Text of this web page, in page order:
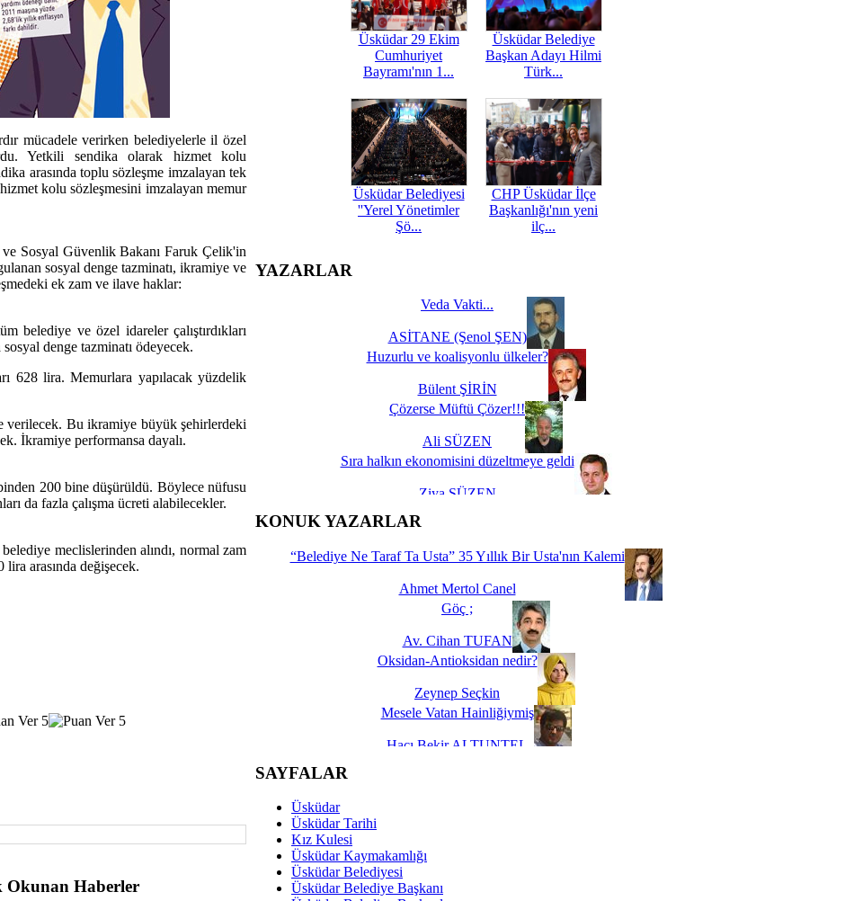
mücadele verirken belediyelerle il özel
Yetkili sendika olarak hizmet kolu
arasında toplu sözleşme imzalayan tek
kolu sözleşmesini imzalayan memur
Sosyal Güvenlik Bakanı Faruk Çelik'in
sosyal denge tazminatı, ikramiye ve
ek zam ve ilave haklar:
belediye ve özel idareler çalıştırdıkları
denge tazminatı ödeyecek.
628 lira. Memurlara yapılacak yüzdelik
verilecek. Bu ikramiye büyük şehirlerdeki
İkramiye performansa dayalı.
200 bine düşürüldü. Böylece nüfusu
da fazla çalışma ücreti alabilecekler.
meclislerinden alındı, normal zam
arasında değişecek.
Okunan Haberler
Üsküdar 29 Ekim
Cumhuriyet
Bayramı'nın 1...
Üsküdar Belediye
Başkan Adayı Hilmi
Türk...
Üsküdar Belediyesi
''Yerel Yönetimler
Şö...
CHP Üsküdar İlçe
Başkanlığı'nın yeni
ilç...
YAZARLAR
Veda Vakti...
ASİTANE (Şenol ŞEN)
Huzurlu ve koalisyonlu ülkeler?
Bülent ŞİRİN
Çözerse Müftü Çözer!!!
Ali SÜZEN
Sıra halkın ekonomisini düzeltmeye geldi
Ziya SÜZEN
İşte Biz buyuz...
KONUK YAZARLAR
“Belediye Ne Taraf Ta Usta” 35 Yıllık Bir Usta'nın Kalemi
Ahmet Mertol Canel
Göç ;
Av. Cihan TUFAN
Oksidan-Antioksidan nedir?
Zeynep Seçkin
Mesele Vatan Hainliğiymiş
Hacı Bekir ALTUNTEL
Dünya Fani, Ama Kısa Bir Süre De Olsa Burdayız
Savaş ŞENEL
Hukukun Adaleti Kalmadı Üstadım!
SAYFALAR
Üsküdar
Üsküdar Tarihi
Kız Kulesi
Üsküdar Kaymakamlığı
Üsküdar Belediyesi
Üsküdar Belediye Başkanı